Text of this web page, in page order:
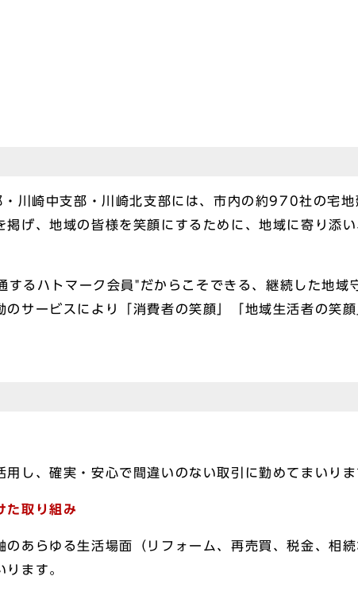
川崎中支部・川崎北支部には、市内の約970社の宅地
げ、地域の皆様を笑顔にするために、地域に寄り添
るハトマーク会員"だからこそできる、継続した地域
サービスにより「消費者の笑顔」「地域生活者の笑
し、確実・安心で間違いのない取引に勤めてまいりま
た取り組み
あらゆる生活場面（リフォーム、再売買、税金、相
ります。